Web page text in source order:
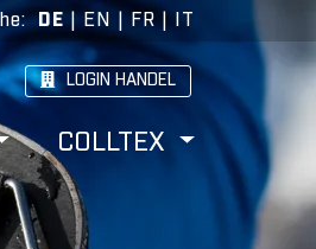
:DE EN FR IT
LOGIN HANDEL
COLLTEX